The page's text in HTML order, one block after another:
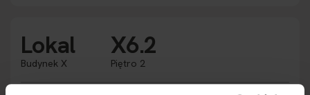
Lokal
Budynek X
X6.2
Piętro 2